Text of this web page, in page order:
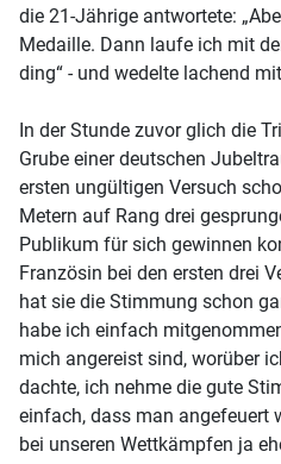
die 21-Jährige antwortete:
Medaille. Dann laufe ich mit
ding“ - und wedelte lachend
In der Stunde zuvor glich die
Grube einer deutschen
ersten ungültigen Versuch
Metern auf Rang drei
Publikum für sich gewinnen
Französin bei den ersten drei
hat sie die Stimmung schon
habe ich einfach
mich angereist sind, worüber
dachte, ich nehme die gute
einfach, dass man angefeuert
bei unseren Wettkämpfen ja